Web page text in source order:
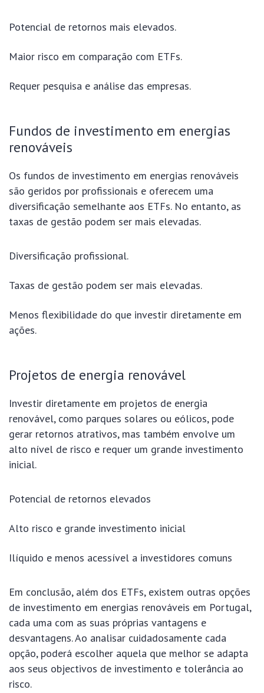
Potencial de retornos mais elevados.
Maior risco em comparação com ETFs.
Requer pesquisa e análise das empresas.
Fundos de investimento em energias
renováveis
Os fundos de investimento em energias renováveis
são geridos por profissionais e oferecem uma
diversificação semelhante aos ETFs. No entanto, as
taxas de gestão podem ser mais elevadas.
Diversificação profissional.
Taxas de gestão podem ser mais elevadas.
Menos flexibilidade do que investir diretamente em
ações.
Projetos de energia renovável
Investir diretamente em projetos de energia
renovável, como parques solares ou eólicos, pode
gerar retornos atrativos, mas também envolve um
alto nível de risco e requer um grande investimento
inicial.
Potencial de retornos elevados
Alto risco e grande investimento inicial
Ilíquido e menos acessível a investidores comuns
Em conclusão, além dos ETFs, existem outras opções
de investimento em energias renováveis em Portugal,
cada uma com as suas próprias vantagens e
desvantagens. Ao analisar cuidadosamente cada
opção, poderá escolher aquela que melhor se adapta
aos seus objectivos de investimento e tolerância ao
risco.